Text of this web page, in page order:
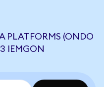
PLATFORMS (ONDO
IEMGON